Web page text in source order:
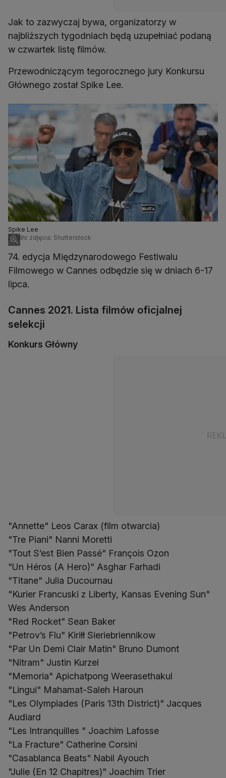
Jak to zazwyczaj bywa, organizatorzy w
najbliższych tygodniach będą uzupełniać podaną
w czwartek listę filmów.
Przewodniczącym tegorocznego jury Konkursu
Głównego został Spike Lee.
Spike Lee
Źródło zdjęcia: Shutterstock
74. edycja Międzynarodowego Festiwalu
Filmowego w Cannes odbędzie się w dniach 6-17
lipca.
Cannes 2021. Lista filmów oficjalnej
selekcji
Konkurs Główny
"Annette" Leos Carax (film otwarcia)
"Tre Piani" Nanni Moretti
"Tout S’est Bien Passé" François Ozon
"Un Héros (A Hero)" Asghar Farhadi
"Titane" Julia Ducournau
"Kurier Francuski z Liberty, Kansas Evening Sun"
Wes Anderson
"Red Rocket" Sean Baker
"Petrov’s Flu" Kiriłł Sieriebriennikow
"Par Un Demi Clair Matin" Bruno Dumont
"Nitram" Justin Kurzel
"Memoria" Apichatpong Weerasethakul
"Lingui" Mahamat-Saleh Haroun
"Les Olympiades (Paris 13th District)" Jacques
Audiard
"Les Intranquilles " Joachim Lafosse
"La Fracture" Catherine Corsini
"Casablanca Beats" Nabil Ayouch
"Julie (En 12 Chapitres)" Joachim Trier